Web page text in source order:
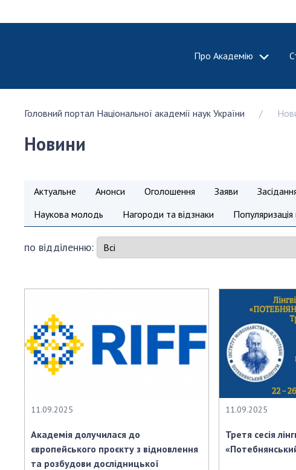
Про Академію
Про
Національної
України
Нагороди,
Благодійний
імені Бориса
Віртуальний
НАН України
Концепція
Національної
академії наук
України
Головний портал Національної академії наук України
Новини
Актуальне Анонси Оголошення Заяви
Наукова молодь
Нагороди та відзнаки Популяризація
по відділенню:
11.09.2025
Академія долучилася до
європейського проєкту з відновлення
та розбудови дослідницької
11.09.2025
Третя сесія